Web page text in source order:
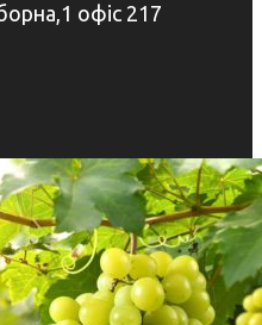
офіс 217